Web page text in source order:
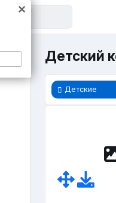
Детский
Детские